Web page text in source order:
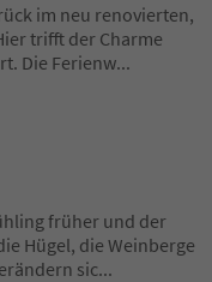
im neu renovierten,
trifft der Charme
Die Ferienw...
früher und der
Hügel, die Weinberge
sic...